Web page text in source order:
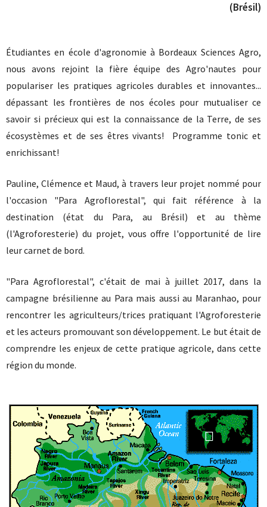
(Brésil)
Étudiantes en école d'agronomie à Bordeaux Sciences Agro,
nous avons rejoint la fière équipe des Agro'nautes pour
populariser les pratiques agricoles durables et innovantes...
dépassant les frontières de nos écoles pour mutualiser ce
savoir si précieux qui est la connaissance de la Terre, de ses
écosystèmes et de ses êtres vivants! Programme tonic et
enrichissant!
Pauline, Clémence et Maud, à travers leur projet nommé pour
l'occasion "Para Agroflorestal", qui fait référence à la
destination (état du Para, au Brésil) et au thème
(l'Agroforesterie) du projet, vous offre l'opportunité de lire
leur carnet de bord.
"Para Agroflorestal", c'était de mai à juillet 2017, dans la
campagne brésilienne au Para mais aussi au Maranhao, pour
rencontrer les agriculteurs/trices pratiquant l'Agroforesterie
et les acteurs promouvant son développement. Le but était de
comprendre les enjeux de cette pratique agricole, dans cette
région du monde.